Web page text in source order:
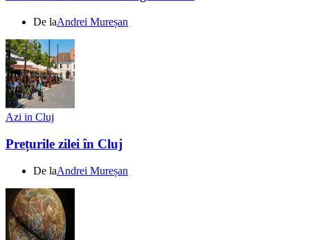
De laAndrei Mureșan
Azi in Cluj
Prețurile zilei în Cluj
De laAndrei Mureșan